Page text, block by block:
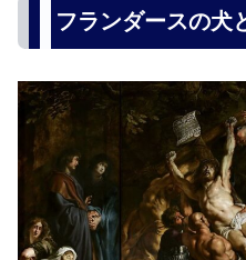
フランダースの犬